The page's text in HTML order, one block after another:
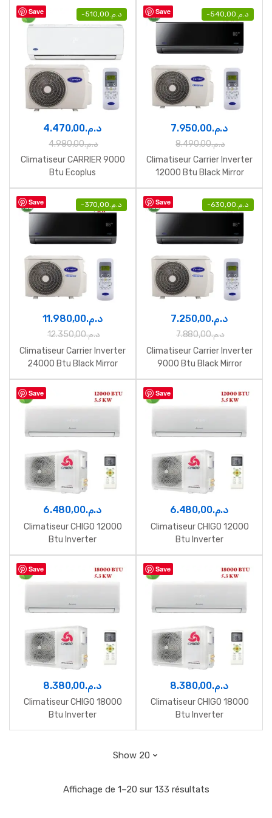
Save - د.م.510,00
د.م.4.470,00
د.م.4.980,00
Climatiseur CARRIER 9000
Btu Ecoplus
Save - د.م.540,00
د.م.7.950,00
د.م.8.490,00
Climatiseur Carrier Inverter
12000 Btu Black Mirror
Save - د.م.370,00
د.م.11.980,00
د.م.12.350,00
Climatiseur Carrier Inverter
24000 Btu Black Mirror
Save - د.م.630,00
د.م.7.250,00
د.م.7.880,00
Climatiseur Carrier Inverter
9000 Btu Black Mirror
Save
د.م.6.480,00
Climatiseur CHIGO 12000
Btu Inverter
Save
د.م.6.480,00
Climatiseur CHIGO 12000
Btu Inverter
Save
د.م.8.380,00
Climatiseur CHIGO 18000
Btu Inverter
Save
د.م.8.380,00
Climatiseur CHIGO 18000
Btu Inverter
Affichage de 1–20 sur 133 résultats